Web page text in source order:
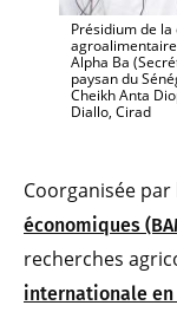
Présidium de
Alpha Ba
paysan du
Cheikh Anta
Diallo, Cirad
Coorganisée par
économiques
recherches
internationale